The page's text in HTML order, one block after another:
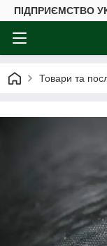
ПІДПРИЄМСТВО
Товари та